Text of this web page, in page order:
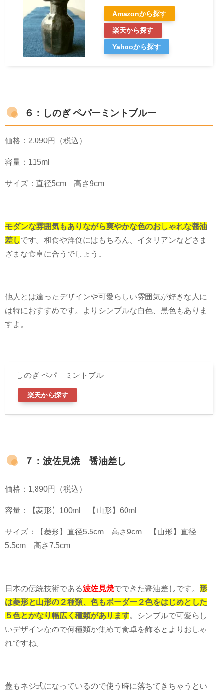
Amazonから探す
楽天から探す
Yahooから探す
６：しのぎ ペパーミントブルー
価格： 2,090円（税込）
容量： 115ml
サイズ：直径5cm 高さ9cm
モダンな雰囲気もありながら爽やかな色のおしゃれな醤油
差しです。和食や洋食にはもちろん、イタリアンなどさま
ざまな食卓に合うでしょう。
他人とは違ったデザインや可愛らしい雰囲気が好きな人に
は特におすすめです。よりシンプルな白色、黒色もありま
すよ。
しのぎ ペパーミントブルー
楽天から探す
７：波佐見焼 醤油差し
価格： 1,890円（税込）
容量：【菱形】 100ml 【山形】 60ml
サイズ：【菱形】直径5.5cm 高さ9cm 【山形】直径
5.5cm 高さ7.5cm
日本の伝統技術である波佐見焼でできた醤油差しです。 形
は菱形と山形の２種類、色もボーダー２色をはじめとした
５色とかなり幅広く種類があります 。シンプルで可愛らし
いデザインなので何種類か集めて食卓を飾るとよりおしゃ
れですね。
蓋もネジ式になっているので使う時に落ちてきちゃうとい